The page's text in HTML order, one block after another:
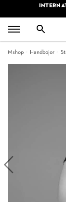
Mshop Handbojor